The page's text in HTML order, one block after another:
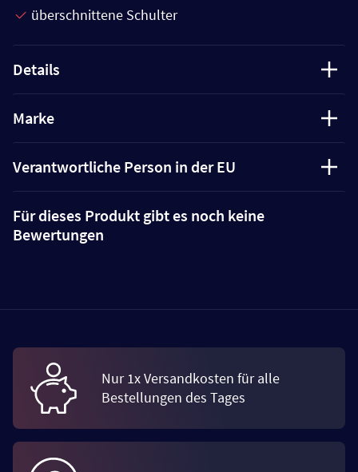
überschnittene Schulter
Details
Marke
Verantwortliche Person in der EU
Für dieses Produkt gibt es noch keine
Bewertungen
Nur 1x Versandkosten für alle
Bestellungen des Tages